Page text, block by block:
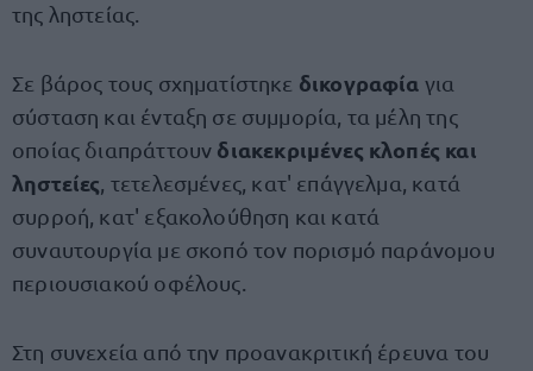
της ληστείας.
Σε βάρος τους σχηματίστηκε δικογραφία για
σύσταση και ένταξη σε συμμορία, τα μέλη της
οποίας διαπράττουν διακεκριμένες κλοπές και
ληστείες , τετελεσμένες, κατ' επάγγελμα, κατά
συρροή, κατ' εξακολούθηση και κατά
συναυτουργία με σκοπό τον πορισμό παράνομου
περιουσιακού οφέλους.
Στη συνεχεία από την προανακριτική έρευνα του